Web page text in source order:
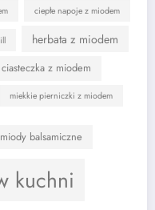
ciepłe napoje z miodem
herbata z miodem
z miodem
miekkie pierniczki z miodem
miody balsamiczne
kuchni